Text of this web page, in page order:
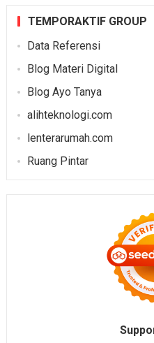
TEMPORAKTIF GROUP
Data Referensi
Blog Materi Digital
Blog Ayo Tanya
alihteknologi.com
lenterarumah.com
Ruang Pintar